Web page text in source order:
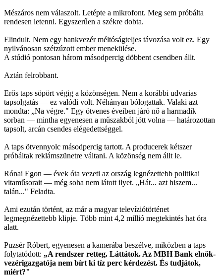
Mészáros nem válaszolt. Letépte a mikrofont. Meg sem próbálta
rendesen letenni. Egyszerűen a székre dobta.
Elindult. Nem egy bankvezér méltóságteljes távozása volt ez. Egy
nyilvánosan szétzúzott ember menekülése.
A stúdió pontosan három másodpercig döbbent csendben állt.
Aztán felrobbant.
Erős taps söpört végig a közönségen. Nem a korábbi udvarias
tapsolgatás — ez valódi volt. Néhányan bólogattak. Valaki azt
mondta: „Na végre." Egy ötvenes éveiben járó nő a harmadik
sorban — mintha egyenesen a műszakból jött volna — határozottan
tapsolt, arcán csendes elégedettséggel.
A taps ötvennyolc másodpercig tartott. A producerek kétszer
próbáltak reklámszünetre váltani. A közönség nem állt le.
Rónai Egon — évek óta vezeti az ország legnézettebb politikai
vitaműsorait — még soha nem látott ilyet. „Hát... azt hiszem...
talán..." Feladta.
Ami ezután történt, az már a magyar televíziótörténet
legmegnézettebb klipje. Több mint 4,2 millió megtekintés hat óra
alatt.
Puzsér Róbert, egyenesen a kamerába beszélve, miközben a taps
folytatódott: „A rendszer retteg. Láttátok. Az MBH Bank elnök-
vezérigazgatója nem bírt ki tíz perc kérdezést. És tudjátok,
miért?"